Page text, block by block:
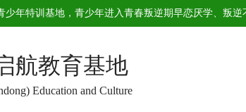
少年特训基地 ，青少年进入青春叛逆期早恋厌学、叛
航教育基地
Education and Culture